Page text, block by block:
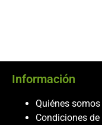
Información
Quiénes somos
Condiciones